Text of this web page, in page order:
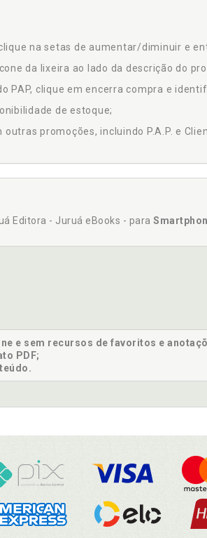
na setas de aumentar/diminuir e
da lixeira ao lado da descrição do
PAP, clique em encerra compra e
de estoque;
promoções, incluindo P.A.P. e
Editora - Juruá eBooks - para
e sem recursos de favoritos e
PDF;